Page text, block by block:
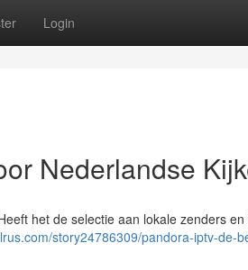
Login
Nederlandse
het de selectie aan lokale zenders
story24786309/pandora-iptv-de-